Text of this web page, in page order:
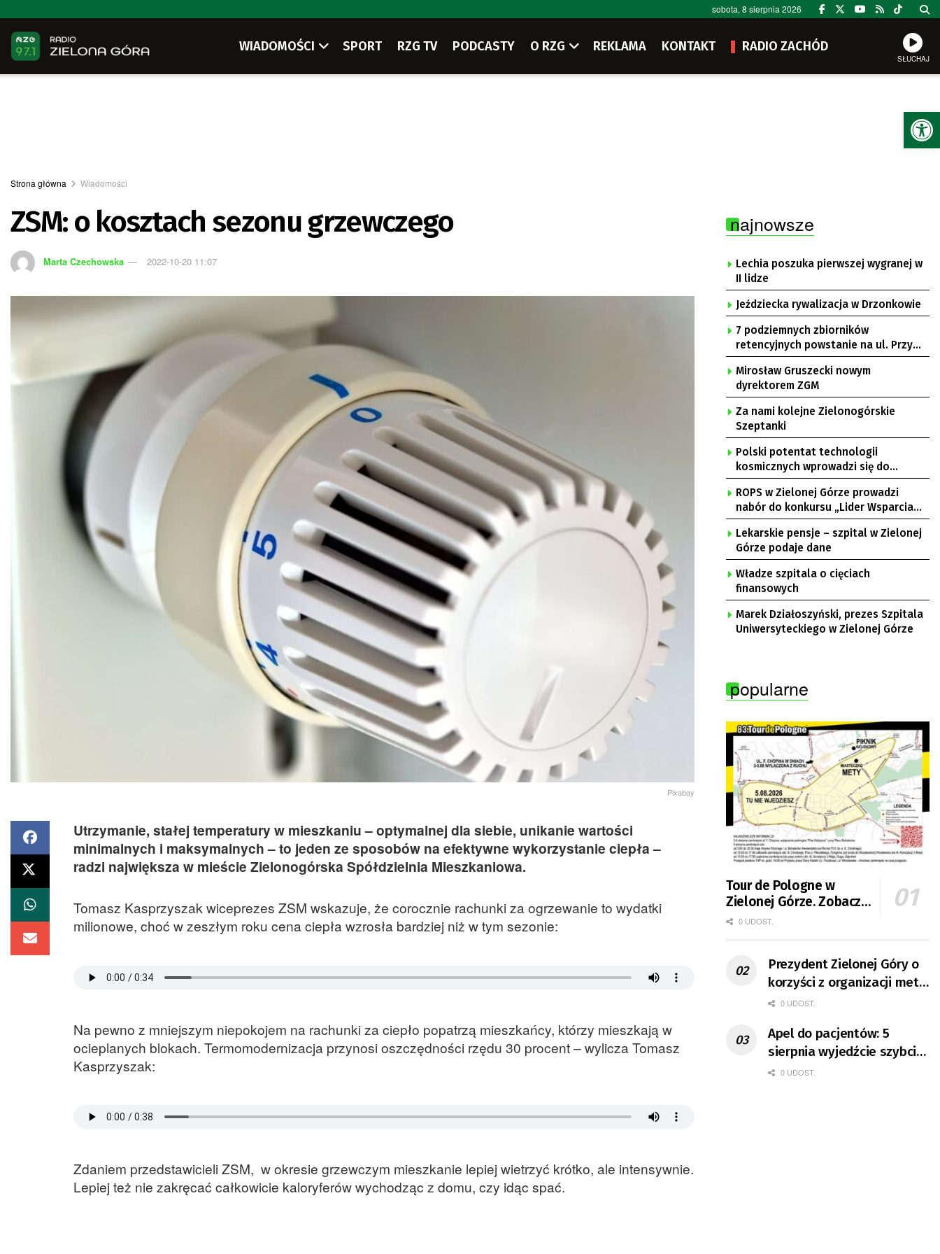
sobota, 8 sierpnia 2026
WIADOMOŚCI SPORT RZG TV PODCASTY O RZG REKLAMA KONTAKT RADIO ZACHÓD
SŁUCHAJ
Strona główna Wiadomości
ZSM: o kosztach sezonu grzewczego
Marta Czechowska 2022-10-20 11:07
Pixabay
Utrzymanie, stałej temperatury w mieszkaniu – optymalnej dla siebie, unikanie wartości
minimalnych i maksymalnych – to jeden ze sposobów na efektywne wykorzystanie ciepła –
radzi największa w mieście Zielonogórska Spółdzielnia Mieszkaniowa.
Tomasz Kasprzyszak wiceprezes ZSM wskazuje, że corocznie rachunki za ogrzewanie to wydatki
milionowe, choć w zeszłym roku cena ciepła wzrosła bardziej niż w tym sezonie:
Na pewno z mniejszym niepokojem na rachunki za ciepło popatrzą mieszkańcy, którzy mieszkają w
ocieplanych blokach. Termomodernizacja przynosi oszczędności rzędu 30 procent – wylicza Tomasz
Kasprzyszak:
Zdaniem przedstawicieli ZSM, w okresie grzewczym mieszkanie lepiej wietrzyć krótko, ale intensywnie.
Lepiej też nie zakręcać całkowicie kaloryferów wychodząc z domu, czy idąc spać.
najnowsze
Lechia poszuka pierwszej wygranej w
II lidze
Jeździecka rywalizacja w Drzonkowie
7 podziemnych zbiorników
retencyjnych powstanie na ul. Przy
Gazowni
Mirosław Gruszecki nowym
dyrektorem ZGM
Za nami kolejne Zielonogórskie
Szeptanki
Polski potentat technologii
kosmicznych wprowadzi się do
Zielonej Góry
ROPS w Zielonej Górze prowadzi
nabór do konkursu „Lider Wsparcia
Seniora”
Lekarskie pensje – szpital w Zielonej
Górze podaje dane
Władze szpitala o cięciach
finansowych
Marek Działoszyński, prezes Szpitala
Uniwersyteckiego w Zielonej Górze
popularne
Tour de Pologne w
Zielonej Górze. Zobacz
zmiany w organizacji
0 UDOST.
Prezydent Zielonej Góry o
korzyści z organizacji mety
Tour de Pologne
0 UDOST.
Apel do pacjentów: 5
sierpnia wyjedźcie szybciej
z domów
0 UDOST.